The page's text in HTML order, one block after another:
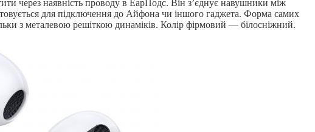
через наявність проводу в ЕарПодс. Він з’єднує навушники між
для підключення до Айфона чи іншого гаджета. Форма самих
з металевою решіткою динаміків. Колір фірмовий — білосніжний.